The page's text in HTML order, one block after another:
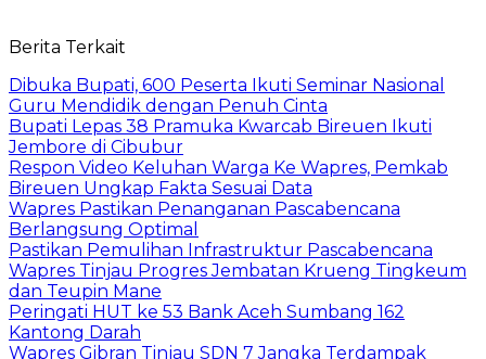
Berita Terkait
Dibuka Bupati, 600 Peserta Ikuti Seminar Nasional
Guru Mendidik dengan Penuh Cinta
Bupati Lepas 38 Pramuka Kwarcab Bireuen Ikuti
Jembore di Cibubur
Respon Video Keluhan Warga Ke Wapres, Pemkab
Bireuen Ungkap Fakta Sesuai Data
Wapres Pastikan Penanganan Pascabencana
Berlangsung Optimal
Pastikan Pemulihan Infrastruktur Pascabencana
Wapres Tinjau Progres Jembatan Krueng Tingkeum
dan Teupin Mane
Peringati HUT ke 53 Bank Aceh Sumbang 162
Kantong Darah
Wapres Gibran Tinjau SDN 7 Jangka Terdampak